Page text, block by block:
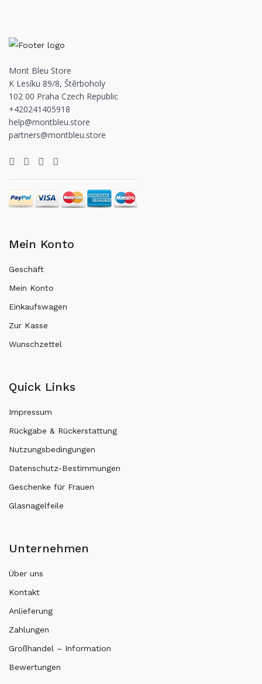
Mont Bleu Store
K Lesíku 89/8, Štěrboholy
102 00 Praha Czech Republic
+420241405918
help@montbleu.store
partners@montbleu.store
Mein Konto
Geschäft
Mein Konto
Einkaufswagen
Zur Kasse
Wunschzettel
Quick Links
Impressum
Rückgabe & Rückerstattung
Nutzungsbedingungen
Datenschutz-Bestimmungen
Geschenke für Frauen
Glasnagelfeile
Unternehmen
Über uns
Kontakt
Anlieferung
Zahlungen
Großhandel – Information
Bewertungen